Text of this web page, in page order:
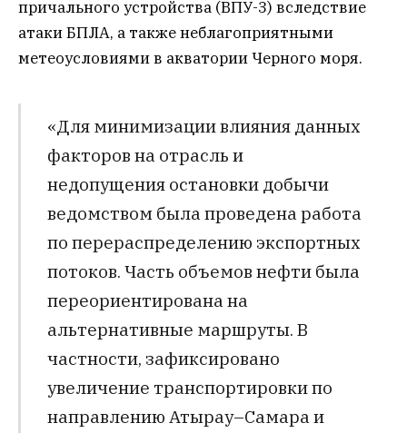
причального устройства (ВПУ-3) вследствие
атаки БПЛА, а также неблагоприятными
метеоусловиями в акватории Черного моря.
«Для минимизации влияния данных
факторов на отрасль и
недопущения остановки добычи
ведомством была проведена работа
по перераспределению экспортных
потоков. Часть объемов нефти была
переориентирована на
альтернативные маршруты. В
частности, зафиксировано
увеличение транспортировки по
направлению Атырау–Самара и